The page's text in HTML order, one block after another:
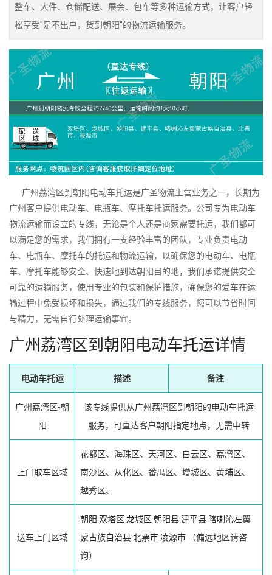
整车、大件、仓储配送、展会、包车等多种运输方式，让客户轻
松享受"足不出户，货到朝阳"的物流运输服务。
广州荔湾区到朝阳电动车托运是广圣物流主营业务之一，长期为
广州客户提供电动车、电瓶车、摩托车托运服务。公司专为电动车
物流运输而设立的专线，无论是个人还是商家需要托运，我们都可
以满足您的需求，我们拥有一支经验丰富的团队，专业负责电动
车、电瓶车、摩托车的托运和物流运输，以确保您的电动车、电瓶
车、摩托车能够安全、快速地到达朝阳目的地，我们承诺提供安全
可靠的运输服务，使用专业的包装和保护措施，确保您的爱车在运
输过程中免受损坏和损失，通过我们的专线服务，您可以节省时间
与精力，无需自行处理运输事宜。
广州荔湾区到朝阳电动车托运详情
电动车托运 描述 备注
广州荔湾区-朝
阳
该专线提供从广州荔湾区到朝阳的电动车托运
服务，可直达客户朝阳指定地点，无需中转
上门取车区域
花都区、海珠区、天河区、白云区、荔湾区、
南沙区、从化区、番禺区、增城区、黄埔区、
越秀区、
送车上门区域
朝阳 双塔区 龙城区 朝阳县 建平县 喀喇沁左翼
蒙古族自治县北票市 凌源市 （偏远地区请咨
询）